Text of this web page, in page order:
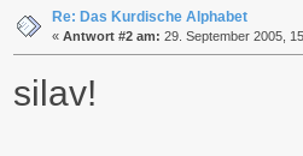
Re: Das Kurdische Alphabet
« Antwort #2 am: 29. September 2005,
silav!